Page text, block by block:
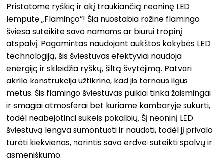
Pristatome ryškią ir akį traukiančią neoninę LED
lemputę „Flamingo”! Šia nuostabia rožine flamingo
šviesa suteikite savo namams ar biurui tropinį
atspalvį. Pagamintas naudojant aukštos kokybės LED
technologiją, šis šviestuvas efektyviai naudoja
energiją ir skleidžia ryškų, šiltą švytėjimą. Patvari
akrilo konstrukcija užtikrina, kad jis tarnaus ilgus
metus. Šis flamingo šviestuvas puikiai tinka žaismingai
ir smagiai atmosferai bet kuriame kambaryje sukurti,
todėl neabejotinai sukels pokalbių. Šį neoninį LED
šviestuvą lengva sumontuoti ir naudoti, todėl jį privalo
turėti kiekvienas, norintis savo erdvei suteikti spalvų ir
asmeniškumo.